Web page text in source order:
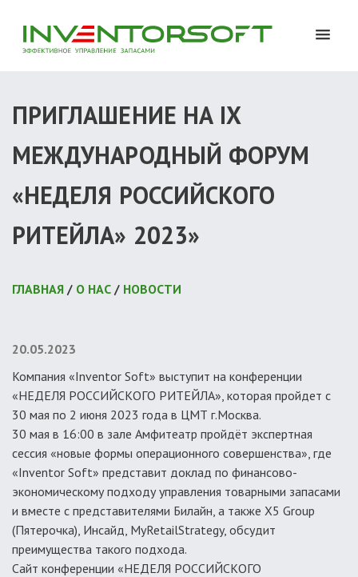
ПРИГЛАШЕНИЕ НА IX
МЕЖДУНАРОДНЫЙ ФОРУМ
«НЕДЕЛЯ РОССИЙСКОГО
РИТЕЙЛА» 2023»
ГЛАВНАЯ / О НАС / НОВОСТИ
20.05.2023
Компания «Inventor Soft» выступит на конференции
«НЕДЕЛЯ РОССИЙСКОГО РИТЕЙЛА», которая пройдет с
30 мая по 2 июня 2023 года в ЦМТ г.Москва.
30 мая в 16:00 в зале Амфитеатр пройдёт экспертная
сессия «новые формы операционного совершенства», где
«Inventor Soft» представит доклад по финансово-
экономическому подходу управления товарными запасами
и вместе с представителями Билайн, а также X5 Group
(Пятерочка), Инсайд, MyRetailStrategy, обсудит
преимущества такого подхода.
Сайт конференции «НЕДЕЛЯ РОССИЙСКОГО